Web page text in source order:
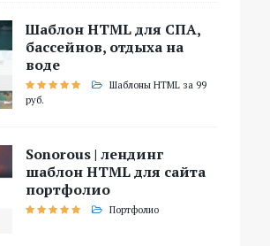
Шаблон HTML для СПА,
бассейнов, отдыха на
воде
Шаблоны HTML за 99
руб.
Sonorous | лендинг
шаблон HTML для сайта
портфолио
Портфолио